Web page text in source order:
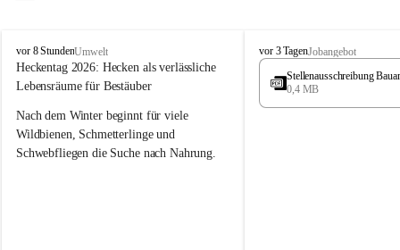
S
t
ö
s
i
n
vor 8 StundenUmwelt
Heckentag 2026: Hecken als verlässliche
Lebensräume für Bestäuber
Nach dem Winter beginnt für viele
Wildbienen, Schmetterlinge und
Schwebfliegen die Suche nach Nahrung.
S
t
s
vor 3 TagenJobangebot
Stellenausschreibung
0,4 MB